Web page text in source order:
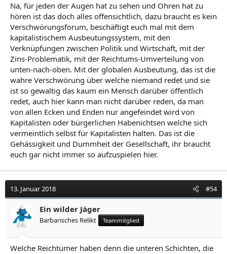
Na, für jeden der Augen hat zu sehen und Ohren hat zu
hören ist das doch alles offensichtlich, dazu braucht es kein
Verschwörungsforum, beschäftigt euch mal mit dem
kapitalistischem Ausbeutungssystem, mit den
Verknüpfungen zwischen Politik und Wirtschaft, mit der
Zins-Problematik, mit der Reichtums-Umverteilung von
unten-nach-oben. Mit der globalen Ausbeutung, das ist die
wahre Verschwörung über welche niemand redet und sie
ist so gewaltig das kaum ein Mensch darüber öffentlich
redet, auch hier kann man nicht darüber reden, da man
von allen Ecken und Enden nur angefeindet wird von
Kapitalisten oder bürgerlichen Habenichtsen welche sich
vermeintlich selbst für Kapitalisten halten. Das ist die
Gehässigkeit und Dummheit der Gesellschaft, ihr braucht
euch gar nicht immer so aufzuspielen hier.
13. Januar 2018 #54
Ein wilder Jäger
Barbarisches Relikt Teammitglied
Welche Reichtümer haben denn die unteren Schichten, die